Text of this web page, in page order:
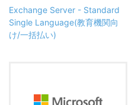
Exchange Server - Standard
Single Language(教育機関向
け/一括払い)